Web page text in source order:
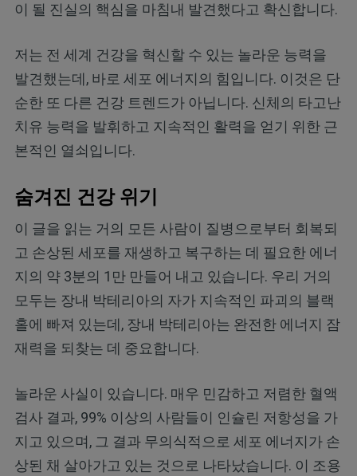
이 될 진실의 핵심을 마침내 발견했다고 확신합니다.
저는 전 세계 건강을 혁신할 수 있는 놀라운 능력을
발견했는데, 바로 세포 에너지의 힘입니다. 이것은 단
순한 또 다른 건강 트렌드가 아닙니다. 신체의 타고난
치유 능력을 발휘하고 지속적인 활력을 얻기 위한 근
본적인 열쇠입니다.
숨겨진 건강 위기
이 글을 읽는 거의 모든 사람이 질병으로부터 회복되
고 손상된 세포를 재생하고 복구하는 데 필요한 에너
지의 약 3분의 1만 만들어 내고 있습니다. 우리 거의
모두는 장내 박테리아의 자가 지속적인 파괴의 블랙
홀에 빠져 있는데, 장내 박테리아는 완전한 에너지 잠
재력을 되찾는 데 중요합니다.
놀라운 사실이 있습니다. 매우 민감하고 저렴한 혈액
검사 결과, 99% 이상의 사람들이 인슐린 저항성을 가
지고 있으며, 그 결과 무의식적으로 세포 에너지가 손
상된 채 살아가고 있는 것으로 나타났습니다. 이 조용